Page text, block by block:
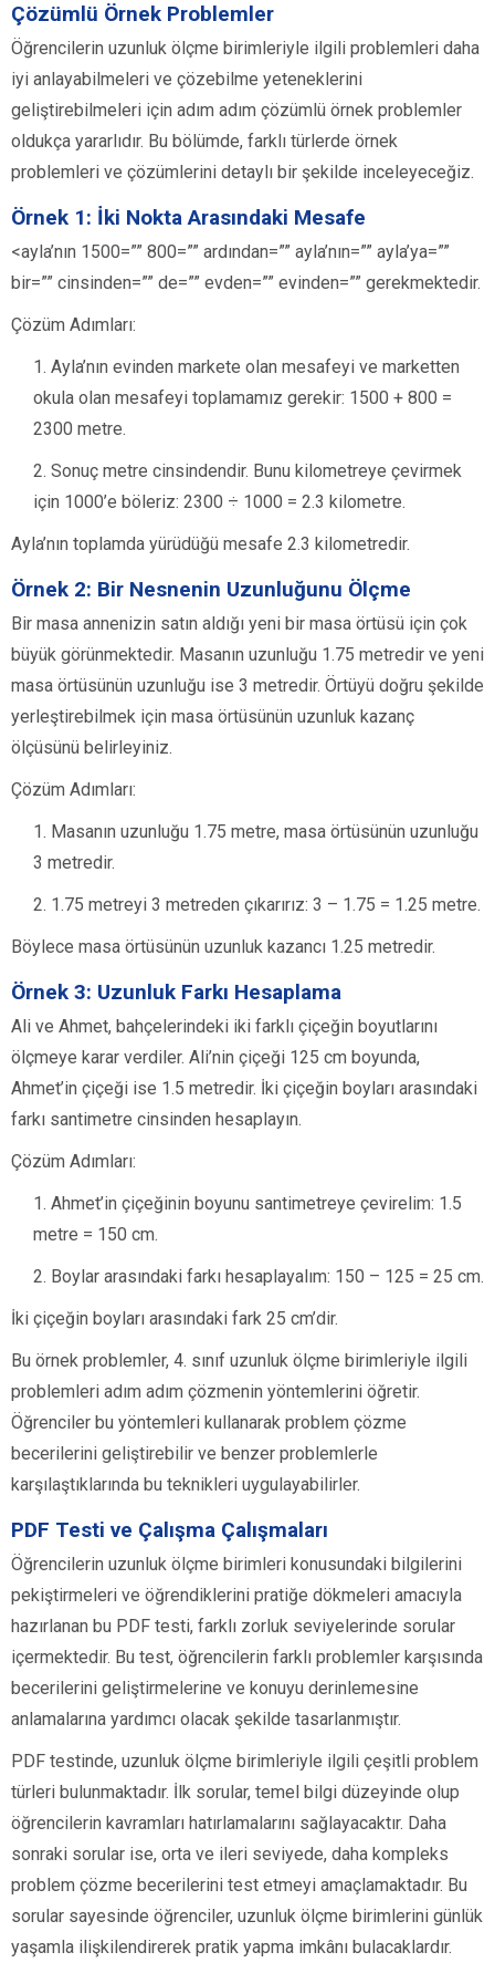
Çözümlü Örnek Problemler
Öğrencilerin uzunluk ölçme birimleriyle ilgili problemleri daha
iyi anlayabilmeleri ve çözebilme yeteneklerini
geliştirebilmeleri için adım adım çözümlü örnek problemler
oldukça yararlıdır. Bu bölümde, farklı türlerde örnek
problemleri ve çözümlerini detaylı bir şekilde inceleyeceğiz.
Örnek 1: İki Nokta Arasındaki Mesafe
<ayla’nın 1500=”” 800=”” ardından=”” ayla’nın=”” ayla’ya=””
bir=”” cinsinden=”” de=”” evden=”” evinden=”” gerekmektedir.
Çözüm Adımları:
Ayla’nın evinden markete olan mesafeyi ve marketten
okula olan mesafeyi toplamamız gerekir: 1500 + 800 =
2300 metre.
Sonuç metre cinsindendir. Bunu kilometreye çevirmek
için 1000’e böleriz: 2300 ÷ 1000 = 2.3 kilometre.
Ayla’nın toplamda yürüdüğü mesafe 2.3 kilometredir.
Örnek 2: Bir Nesnenin Uzunluğunu Ölçme
Bir masa annenizin satın aldığı yeni bir masa örtüsü için çok
büyük görünmektedir. Masanın uzunluğu 1.75 metredir ve yeni
masa örtüsünün uzunluğu ise 3 metredir. Örtüyü doğru şekilde
yerleştirebilmek için masa örtüsünün uzunluk kazanç
ölçüsünü belirleyiniz.
Çözüm Adımları:
Masanın uzunluğu 1.75 metre, masa örtüsünün uzunluğu
3 metredir.
1.75 metreyi 3 metreden çıkarırız: 3 – 1.75 = 1.25 metre.
Böylece masa örtüsünün uzunluk kazancı 1.25 metredir.
Örnek 3: Uzunluk Farkı Hesaplama
Ali ve Ahmet, bahçelerindeki iki farklı çiçeğin boyutlarını
ölçmeye karar verdiler. Ali’nin çiçeği 125 cm boyunda,
Ahmet’in çiçeği ise 1.5 metredir. İki çiçeğin boyları arasındaki
farkı santimetre cinsinden hesaplayın.
Çözüm Adımları:
Ahmet’in çiçeğinin boyunu santimetreye çevirelim: 1.5
metre = 150 cm.
Boylar arasındaki farkı hesaplayalım: 150 – 125 = 25 cm.
İki çiçeğin boyları arasındaki fark 25 cm’dir.
Bu örnek problemler, 4. sınıf uzunluk ölçme birimleriyle ilgili
problemleri adım adım çözmenin yöntemlerini öğretir.
Öğrenciler bu yöntemleri kullanarak problem çözme
becerilerini geliştirebilir ve benzer problemlerle
karşılaştıklarında bu teknikleri uygulayabilirler.
PDF Testi ve Çalışma Çalışmaları
Öğrencilerin uzunluk ölçme birimleri konusundaki bilgilerini
pekiştirmeleri ve öğrendiklerini pratiğe dökmeleri amacıyla
hazırlanan bu PDF testi, farklı zorluk seviyelerinde sorular
içermektedir. Bu test, öğrencilerin farklı problemler karşısında
becerilerini geliştirmelerine ve konuyu derinlemesine
anlamalarına yardımcı olacak şekilde tasarlanmıştır.
PDF testinde, uzunluk ölçme birimleriyle ilgili çeşitli problem
türleri bulunmaktadır. İlk sorular, temel bilgi düzeyinde olup
öğrencilerin kavramları hatırlamalarını sağlayacaktır. Daha
sonraki sorular ise, orta ve ileri seviyede, daha kompleks
problem çözme becerilerini test etmeyi amaçlamaktadır. Bu
sorular sayesinde öğrenciler, uzunluk ölçme birimlerini günlük
yaşamla ilişkilendirerek pratik yapma imkânı bulacaklardır.